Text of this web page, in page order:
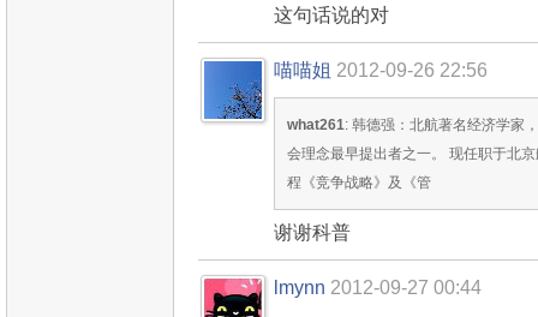
这句话说的对
喵喵姐 2012-09-26 22:56
what261: 韩德强：北航著名经济学家
会理念最早提出者之一。 现任职于北
程《竞争战略》及《管
谢谢科普
lmynn 2012-09-27 00:44